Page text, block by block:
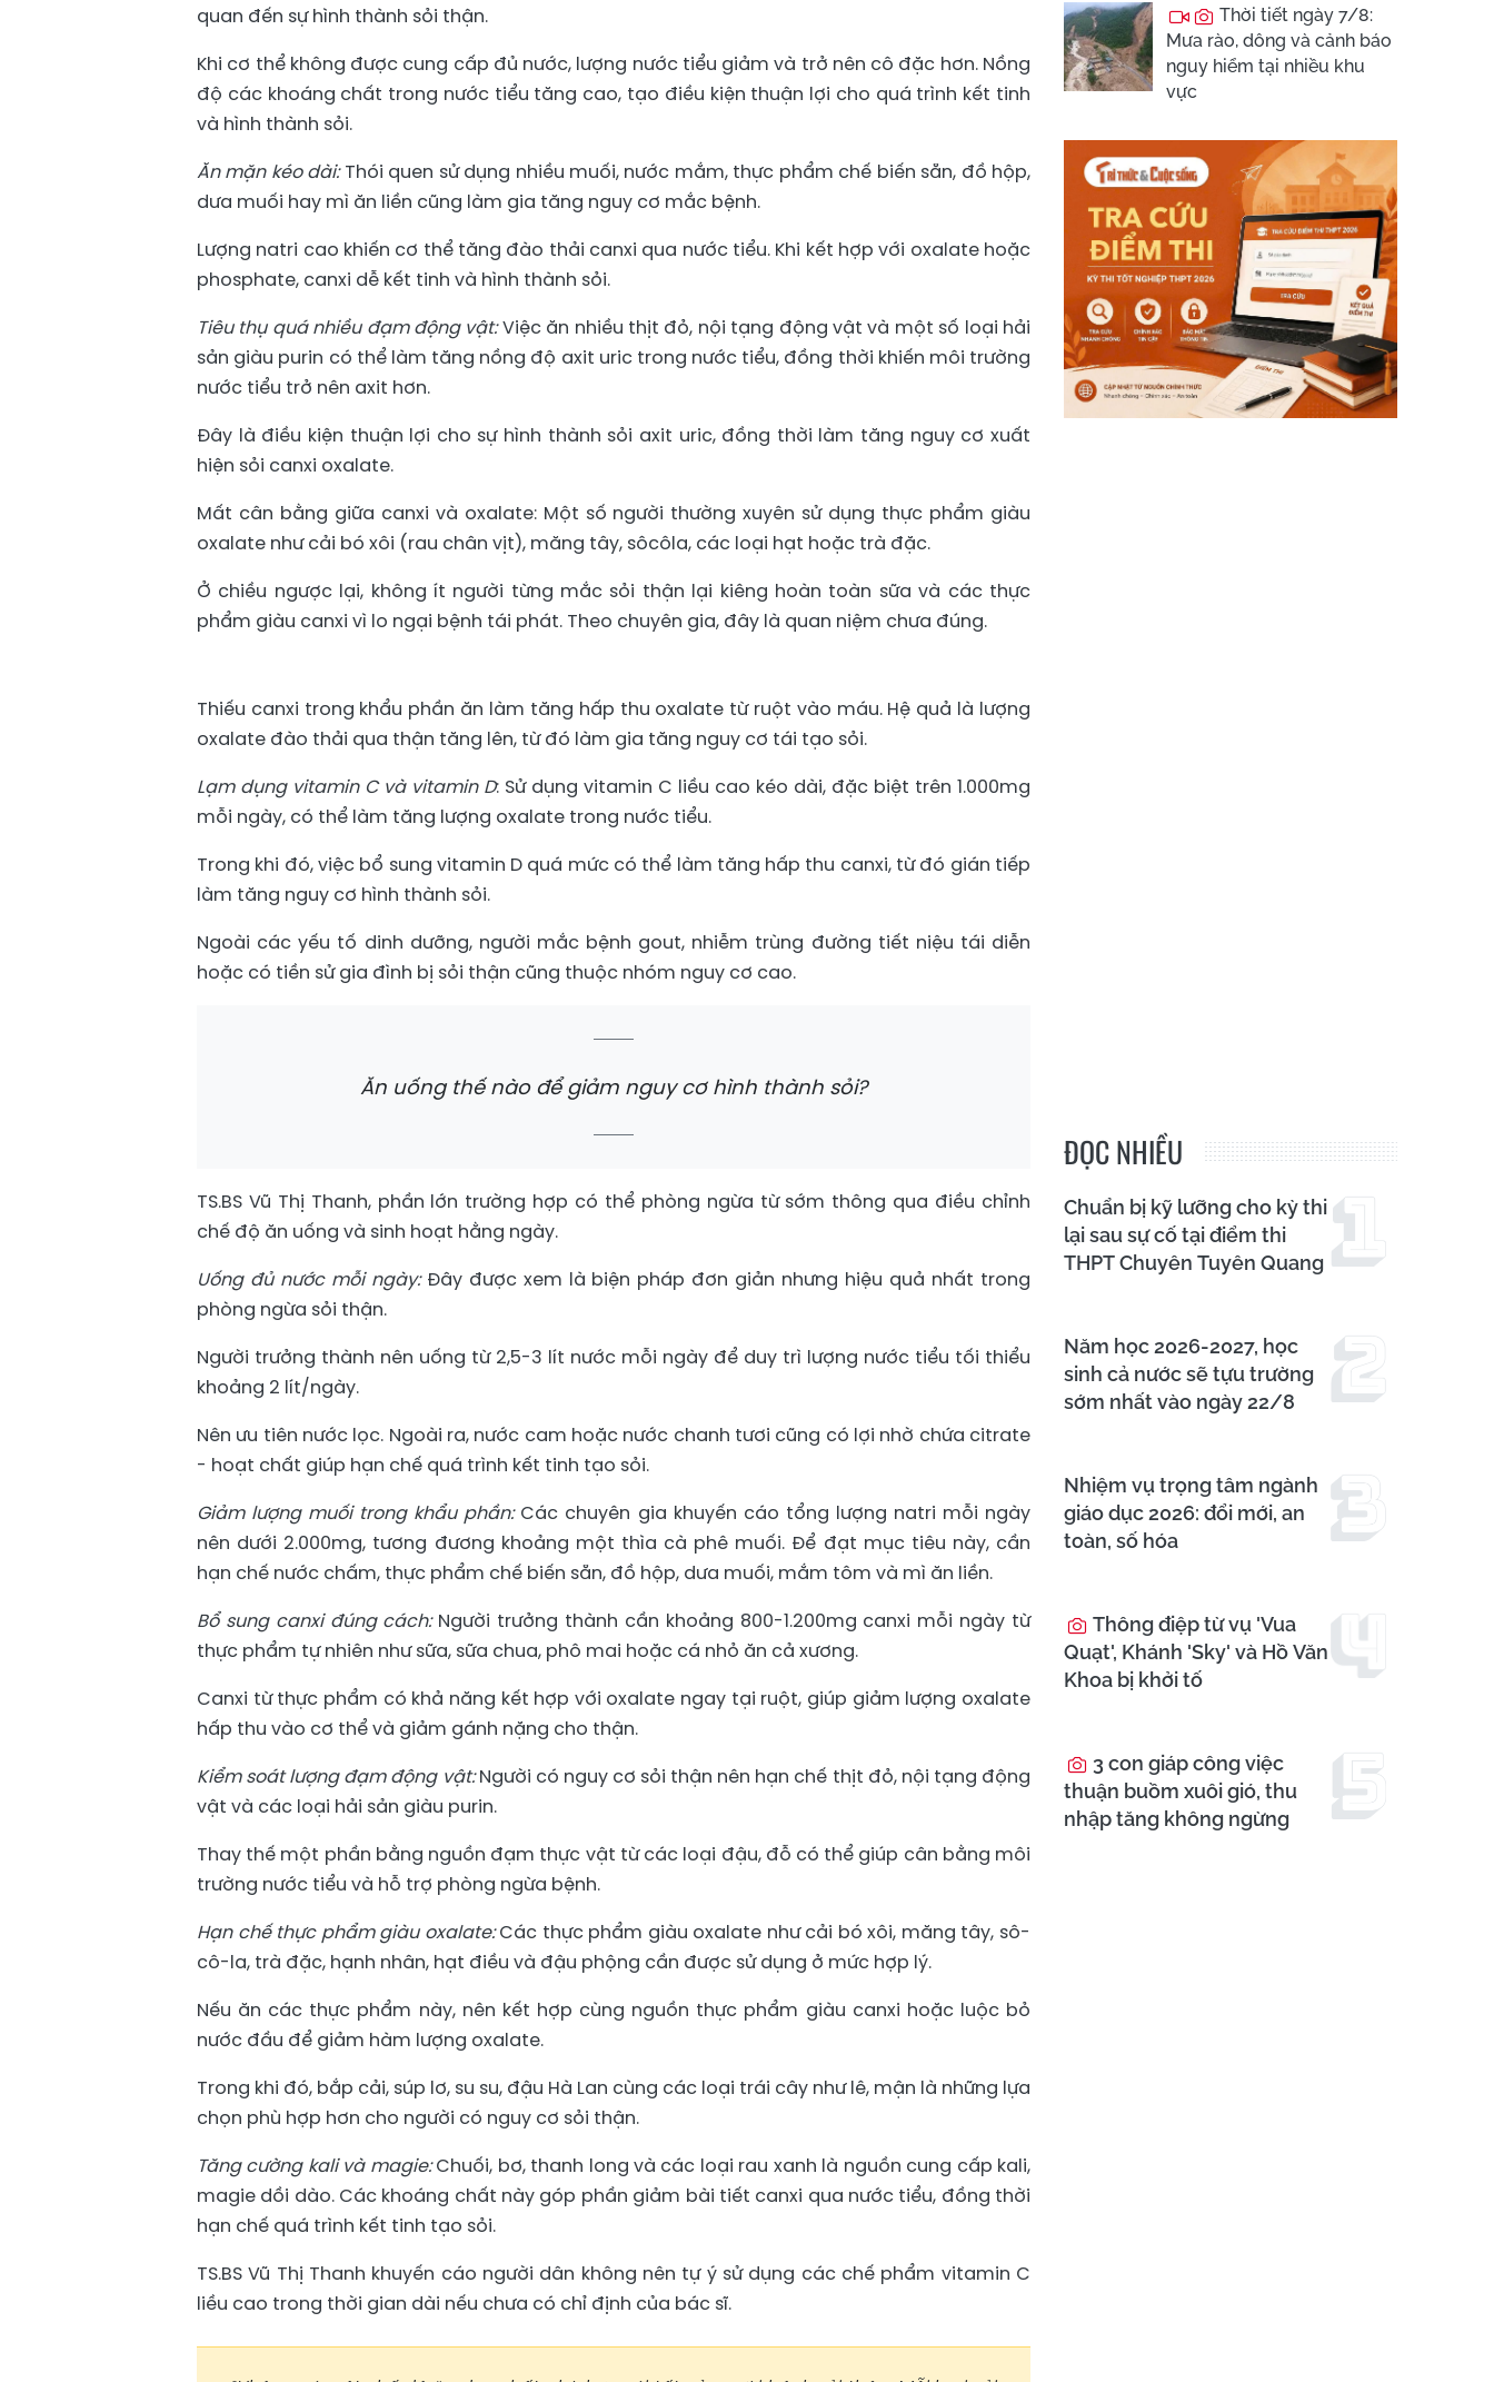
quan đến sự hình thành sỏi thận.
Khi cơ thể không được cung cấp đủ nước, lượng nước tiểu giảm và trở nên cô đặc hơn. Nồng
độ các khoáng chất trong nước tiểu tăng cao, tạo điều kiện thuận lợi cho quá trình kết tinh
và hình thành sỏi.
Ăn mặn kéo dài:Thói quen sử dụng nhiều muối, nước mắm, thực phẩm chế biến sẵn, đồ hộp,
dưa muối hay mì ăn liền cũng làm gia tăng nguy cơ mắc bệnh.
Lượng natri cao khiến cơ thể tăng đào thải canxi qua nước tiểu. Khi kết hợp với oxalate hoặc
phosphate, canxi dễ kết tinh và hình thành sỏi.
Tiêu thụ quá nhiều đạm động vật:Việc ăn nhiều thịt đỏ, nội tạng động vật và một số loại hải
sản giàu purin có thể làm tăng nồng độ axit uric trong nước tiểu, đồng thời khiến môi trường
nước tiểu trở nên axit hơn.
Đây là điều kiện thuận lợi cho sự hình thành sỏi axit uric, đồng thời làm tăng nguy cơ xuất
hiện sỏi canxi oxalate.
Mất cân bằng giữa canxi và oxalate: Một số người thường xuyên sử dụng thực phẩm giàu
oxalate như cải bó xôi (rau chân vịt), măng tây, sôcôla, các loại hạt hoặc trà đặc.
Ở chiều ngược lại, không ít người từng mắc sỏi thận lại kiêng hoàn toàn sữa và các thực
phẩm giàu canxi vì lo ngại bệnh tái phát. Theo chuyên gia, đây là quan niệm chưa đúng.
Thiếu canxi trong khẩu phần ăn làm tăng hấp thu oxalate từ ruột vào máu. Hệ quả là lượng
oxalate đào thải qua thận tăng lên, từ đó làm gia tăng nguy cơ tái tạo sỏi.
Lạm dụng vitamin C và vitamin D: Sử dụng vitamin C liều cao kéo dài, đặc biệt trên 1.000mg
mỗi ngày, có thể làm tăng lượng oxalate trong nước tiểu.
Trong khi đó, việc bổ sung vitamin D quá mức có thể làm tăng hấp thu canxi, từ đó gián tiếp
làm tăng nguy cơ hình thành sỏi.
Ngoài các yếu tố dinh dưỡng, người mắc bệnh gout, nhiễm trùng đường tiết niệu tái diễn
hoặc có tiền sử gia đình bị sỏi thận cũng thuộc nhóm nguy cơ cao.
Ăn uống thế nào để giảm nguy cơ hình thành sỏi?
TS.BS Vũ Thị Thanh, phần lớn trường hợp có thể phòng ngừa từ sớm thông qua điều chỉnh
chế độ ăn uống và sinh hoạt hằng ngày.
Uống đủ nước mỗi ngày: Đây được xem là biện pháp đơn giản nhưng hiệu quả nhất trong
phòng ngừa sỏi thận.
Người trưởng thành nên uống từ 2,5-3 lít nước mỗi ngày để duy trì lượng nước tiểu tối thiểu
khoảng 2 lít/ngày.
Nên ưu tiên nước lọc. Ngoài ra, nước cam hoặc nước chanh tươi cũng có lợi nhờ chứa citrate
- hoạt chất giúp hạn chế quá trình kết tinh tạo sỏi.
Giảm lượng muối trong khẩu phần: Các chuyên gia khuyến cáo tổng lượng natri mỗi ngày
nên dưới 2.000mg, tương đương khoảng một thìa cà phê muối. Để đạt mục tiêu này, cần
hạn chế nước chấm, thực phẩm chế biến sẵn, đồ hộp, dưa muối, mắm tôm và mì ăn liền.
Bổ sung canxi đúng cách: Người trưởng thành cần khoảng 800-1.200mg canxi mỗi ngày từ
thực phẩm tự nhiên như sữa, sữa chua, phô mai hoặc cá nhỏ ăn cả xương.
Canxi từ thực phẩm có khả năng kết hợp với oxalate ngay tại ruột, giúp giảm lượng oxalate
hấp thu vào cơ thể và giảm gánh nặng cho thận.
Kiểm soát lượng đạm động vật:Người có nguy cơ sỏi thận nên hạn chế thịt đỏ, nội tạng động
vật và các loại hải sản giàu purin.
Thay thế một phần bằng nguồn đạm thực vật từ các loại đậu, đỗ có thể giúp cân bằng môi
trường nước tiểu và hỗ trợ phòng ngừa bệnh.
Hạn chế thực phẩm giàu oxalate:Các thực phẩm giàu oxalate như cải bó xôi, măng tây, sô-
cô-la, trà đặc, hạnh nhân, hạt điều và đậu phộng cần được sử dụng ở mức hợp lý.
Nếu ăn các thực phẩm này, nên kết hợp cùng nguồn thực phẩm giàu canxi hoặc luộc bỏ
nước đầu để giảm hàm lượng oxalate.
Trong khi đó, bắp cải, súp lơ, su su, đậu Hà Lan cùng các loại trái cây như lê, mận là những lựa
chọn phù hợp hơn cho người có nguy cơ sỏi thận.
Tăng cường kali và magie:Chuối, bơ, thanh long và các loại rau xanh là nguồn cung cấp kali,
magie dồi dào. Các khoáng chất này góp phần giảm bài tiết canxi qua nước tiểu, đồng thời
hạn chế quá trình kết tinh tạo sỏi.
TS.BS Vũ Thị Thanh khuyến cáo người dân không nên tự ý sử dụng các chế phẩm vitamin C
liều cao trong thời gian dài nếu chưa có chỉ định của bác sĩ.
Thời tiết ngày 7/8:
Mưa rào, dông và cảnh báo
nguy hiểm tại nhiều khu
vực
ĐỌC NHIỀU
Chuẩn bị kỹ lưỡng cho kỳ thi
lại sau sự cố tại điểm thi
THPT Chuyên Tuyên Quang
Năm học 2026-2027, học
sinh cả nước sẽ tựu trường
sớm nhất vào ngày 22/8
Nhiệm vụ trọng tâm ngành
giáo dục 2026: đổi mới, an
toàn, số hóa
Thông điệp từ vụ 'Vua
Quạt', Khánh 'Sky' và Hồ Văn
Khoa bị khởi tố
3 con giáp công việc
thuận buồm xuôi gió, thu
nhập tăng không ngừng